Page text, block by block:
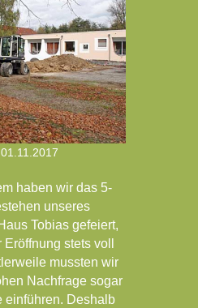
01.11.2017
haben wir das 5-
unseres
Tobias gefeiert,
stets voll
mussten wir
Nachfrage sogar
einführen. Deshalb